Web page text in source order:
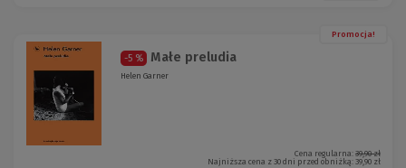
Promocja!
-5 % Małe preludia
Helen Garner
Cena regularna: 39,90 zł
Najniższa cena z 30 dni przed obniżką: 39,90 zł